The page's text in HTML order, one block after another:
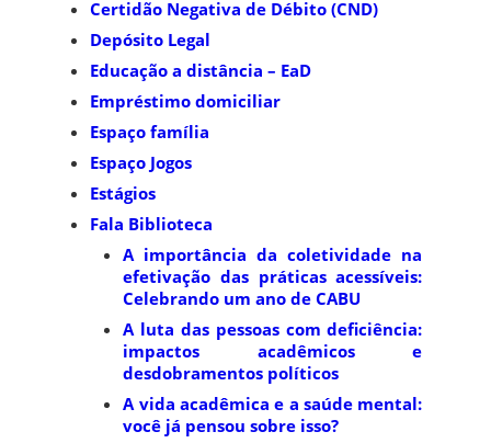
Certidão Negativa de Débito (CND)
Depósito Legal
Educação a distância – EaD
Empréstimo domiciliar
Espaço família
Espaço Jogos
Estágios
Fala Biblioteca
A importância da coletividade na
efetivação das práticas acessíveis:
Celebrando um ano de CABU
A luta das pessoas com deficiência:
impactos acadêmicos e
desdobramentos políticos
A vida acadêmica e a saúde mental:
você já pensou sobre isso?